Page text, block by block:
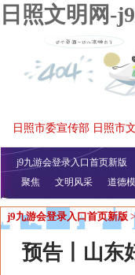
日照文明网-
日照市委宣传部 日照市
j9九游会登录入口首页新版
明播报
公益
聚焦 文明风采 道德
j9九游会登录入口首页新版 >
预告丨山东